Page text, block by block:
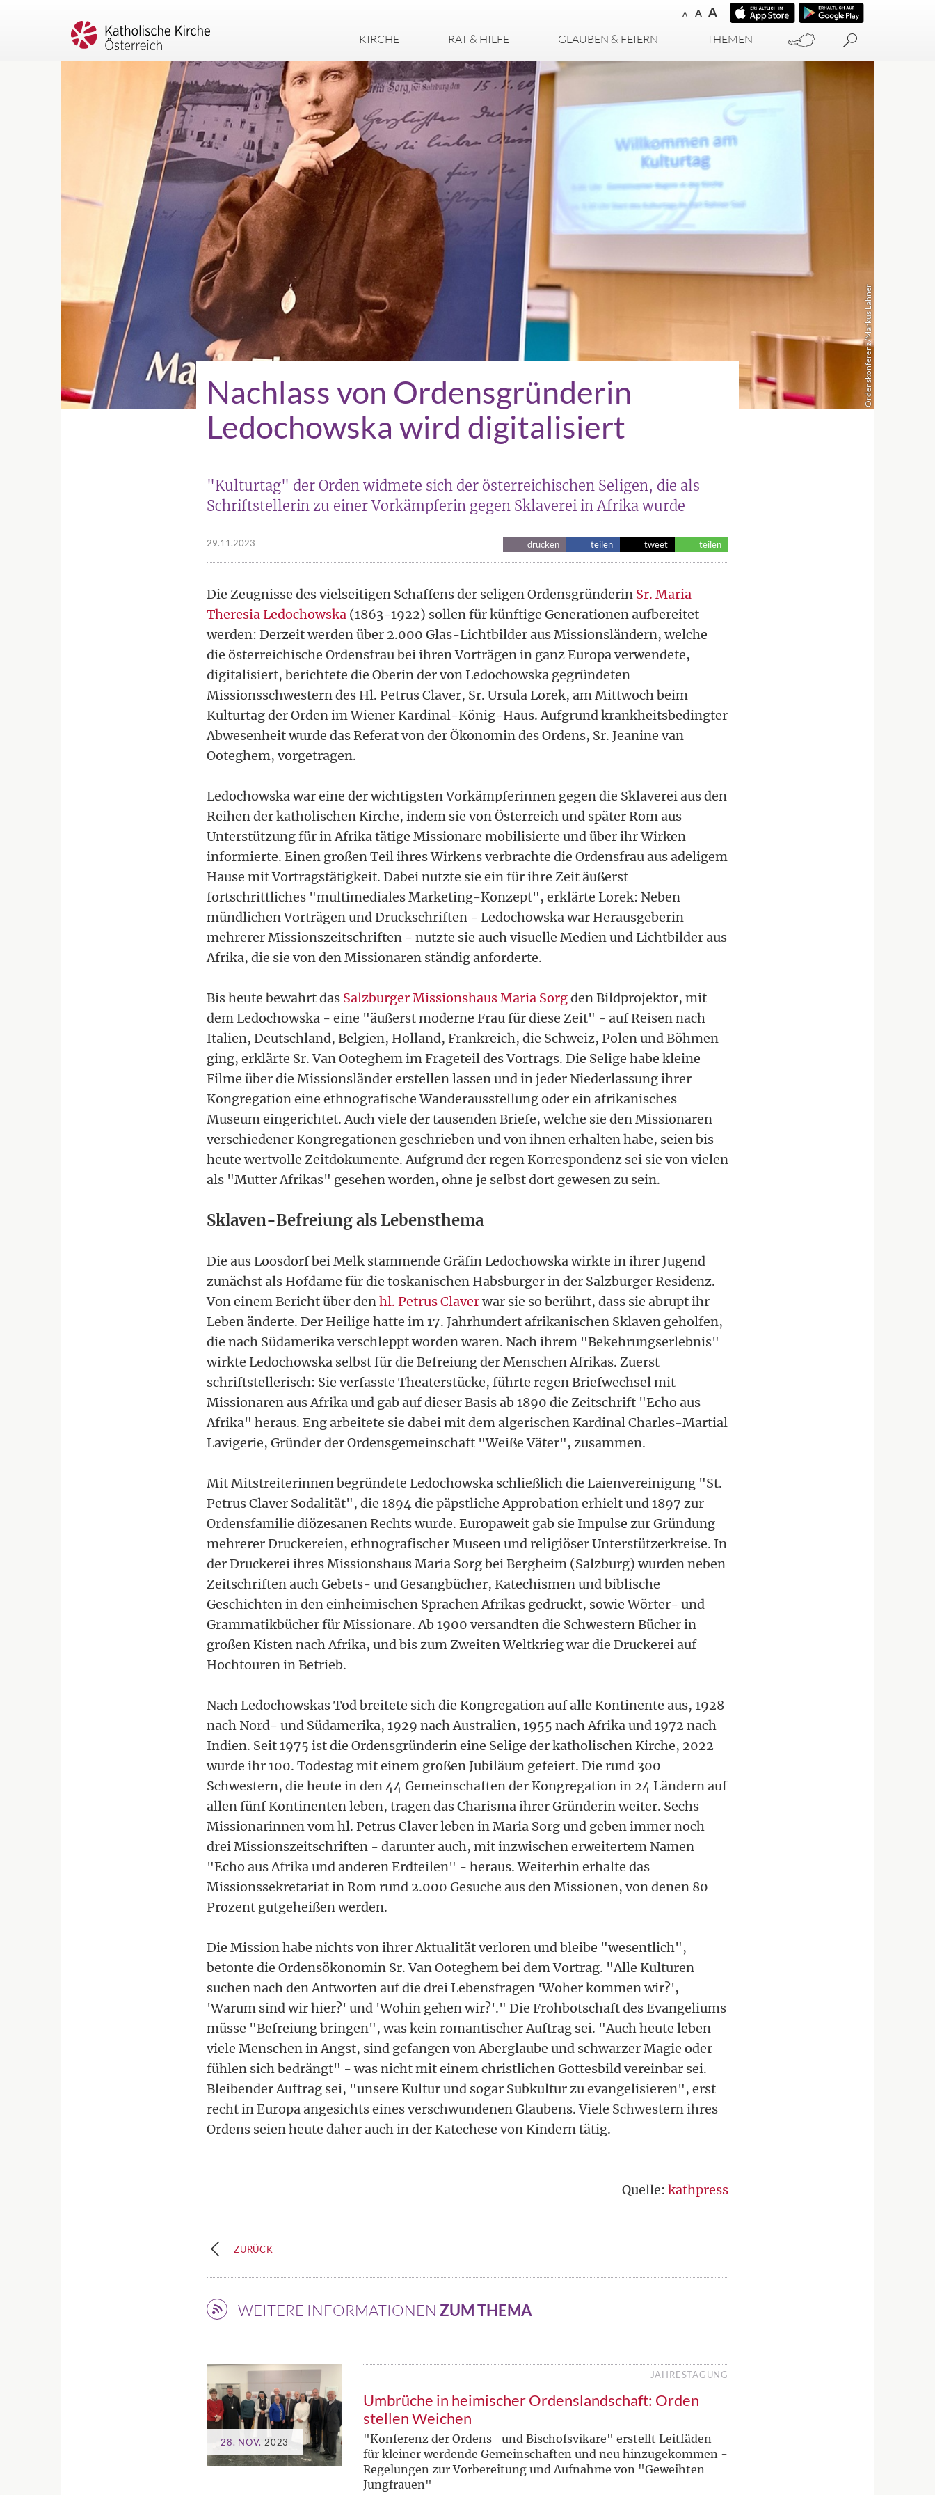
A A A
KIRCHE RAT & HILFE GLAUBEN & FEIERN THEMEN
Ordenskonferenz/Markus Lahner
Nachlass von Ordensgründerin
Ledochowska wird digitalisiert
"Kulturtag" der Orden widmete sich der österreichischen Seligen, die als
Schriftstellerin zu einer Vorkämpferin gegen Sklaverei in Afrika wurde
29.11.2023 drucken teilen tweet teilen
Die Zeugnisse des vielseitigen Schaffens der seligen Ordensgründerin Sr. Maria
Theresia Ledochowska (1863-1922) sollen für künftige Generationen aufbereitet
werden: Derzeit werden über 2.000 Glas-Lichtbilder aus Missionsländern, welche
die österreichische Ordensfrau bei ihren Vorträgen in ganz Europa verwendete,
digitalisiert, berichtete die Oberin der von Ledochowska gegründeten
Missionsschwestern des Hl. Petrus Claver, Sr. Ursula Lorek, am Mittwoch beim
Kulturtag der Orden im Wiener Kardinal-König-Haus. Aufgrund krankheitsbedingter
Abwesenheit wurde das Referat von der Ökonomin des Ordens, Sr. Jeanine van
Ooteghem, vorgetragen.
Ledochowska war eine der wichtigsten Vorkämpferinnen gegen die Sklaverei aus den
Reihen der katholischen Kirche, indem sie von Österreich und später Rom aus
Unterstützung für in Afrika tätige Missionare mobilisierte und über ihr Wirken
informierte. Einen großen Teil ihres Wirkens verbrachte die Ordensfrau aus adeligem
Hause mit Vortragstätigkeit. Dabei nutzte sie ein für ihre Zeit äußerst
fortschrittliches "multimediales Marketing-Konzept", erklärte Lorek: Neben
mündlichen Vorträgen und Druckschriften - Ledochowska war Herausgeberin
mehrerer Missionszeitschriften - nutzte sie auch visuelle Medien und Lichtbilder aus
Afrika, die sie von den Missionaren ständig anforderte.
Bis heute bewahrt das Salzburger Missionshaus Maria Sorgden Bildprojektor, mit
dem Ledochowska - eine "äußerst moderne Frau für diese Zeit" - auf Reisen nach
Italien, Deutschland, Belgien, Holland, Frankreich, die Schweiz, Polen und Böhmen
ging, erklärte Sr. Van Ooteghem im Frageteil des Vortrags. Die Selige habe kleine
Filme über die Missionsländer erstellen lassen und in jeder Niederlassung ihrer
Kongregation eine ethnografische Wanderausstellung oder ein afrikanisches
Museum eingerichtet. Auch viele der tausenden Briefe, welche sie den Missionaren
verschiedener Kongregationen geschrieben und von ihnen erhalten habe, seien bis
heute wertvolle Zeitdokumente. Aufgrund der regen Korrespondenz sei sie von vielen
als "Mutter Afrikas" gesehen worden, ohne je selbst dort gewesen zu sein.
Sklaven-Befreiung als Lebensthema
Die aus Loosdorf bei Melk stammende Gräfin Ledochowska wirkte in ihrer Jugend
zunächst als Hofdame für die toskanischen Habsburger in der Salzburger Residenz.
Von einem Bericht über denhl. Petrus Claverwar sie so berührt, dass sie abrupt ihr
Leben änderte. Der Heilige hatte im 17. Jahrhundert afrikanischen Sklaven geholfen,
die nach Südamerika verschleppt worden waren. Nach ihrem "Bekehrungserlebnis"
wirkte Ledochowska selbst für die Befreiung der Menschen Afrikas. Zuerst
schriftstellerisch: Sie verfasste Theaterstücke, führte regen Briefwechsel mit
Missionaren aus Afrika und gab auf dieser Basis ab 1890 die Zeitschrift "Echo aus
Afrika" heraus. Eng arbeitete sie dabei mit dem algerischen Kardinal Charles-Martial
Lavigerie, Gründer der Ordensgemeinschaft "Weiße Väter", zusammen.
Mit Mitstreiterinnen begründete Ledochowska schließlich die Laienvereinigung "St.
Petrus Claver Sodalität", die 1894 die päpstliche Approbation erhielt und 1897 zur
Ordensfamilie diözesanen Rechts wurde. Europaweit gab sie Impulse zur Gründung
mehrerer Druckereien, ethnografischer Museen und religiöser Unterstützerkreise. In
der Druckerei ihres Missionshaus Maria Sorg bei Bergheim (Salzburg) wurden neben
Zeitschriften auch Gebets- und Gesangbücher, Katechismen und biblische
Geschichten in den einheimischen Sprachen Afrikas gedruckt, sowie Wörter- und
Grammatikbücher für Missionare. Ab 1900 versandten die Schwestern Bücher in
großen Kisten nach Afrika, und bis zum Zweiten Weltkrieg war die Druckerei auf
Hochtouren in Betrieb.
Nach Ledochowskas Tod breitete sich die Kongregation auf alle Kontinente aus, 1928
nach Nord- und Südamerika, 1929 nach Australien, 1955 nach Afrika und 1972 nach
Indien. Seit 1975 ist die Ordensgründerin eine Selige der katholischen Kirche, 2022
wurde ihr 100. Todestag mit einem großen Jubiläum gefeiert. Die rund 300
Schwestern, die heute in den 44 Gemeinschaften der Kongregation in 24 Ländern auf
allen fünf Kontinenten leben, tragen das Charisma ihrer Gründerin weiter. Sechs
Missionarinnen vom hl. Petrus Claver leben in Maria Sorg und geben immer noch
drei Missionszeitschriften - darunter auch, mit inzwischen erweitertem Namen
"Echo aus Afrika und anderen Erdteilen" - heraus. Weiterhin erhalte das
Missionssekretariat in Rom rund 2.000 Gesuche aus den Missionen, von denen 80
Prozent gutgeheißen werden.
Die Mission habe nichts von ihrer Aktualität verloren und bleibe "wesentlich",
betonte die Ordensökonomin Sr. Van Ooteghem bei dem Vortrag. "Alle Kulturen
suchen nach den Antworten auf die drei Lebensfragen 'Woher kommen wir?',
'Warum sind wir hier?' und 'Wohin gehen wir?'." Die Frohbotschaft des Evangeliums
müsse "Befreiung bringen", was kein romantischer Auftrag sei. "Auch heute leben
viele Menschen in Angst, sind gefangen von Aberglaube und schwarzer Magie oder
fühlen sich bedrängt" - was nicht mit einem christlichen Gottesbild vereinbar sei.
Bleibender Auftrag sei, "unsere Kultur und sogar Subkultur zu evangelisieren", erst
recht in Europa angesichts eines verschwundenen Glaubens. Viele Schwestern ihres
Ordens seien heute daher auch in der Katechese von Kindern tätig.
Quelle: kathpress
ZURÜCK
WEITERE INFORMATIONEN ZUM THEMA
28. NOV. 2023
JAHRESTAGUNG
Umbrüche in heimischer Ordenslandschaft: Orden
stellen Weichen
"Konferenz der Ordens- und Bischofsvikare" erstellt Leitfäden
für kleiner werdende Gemeinschaften und neu hinzugekommen -
Regelungen zur Vorbereitung und Aufnahme von "Geweihten
Jungfrauen"